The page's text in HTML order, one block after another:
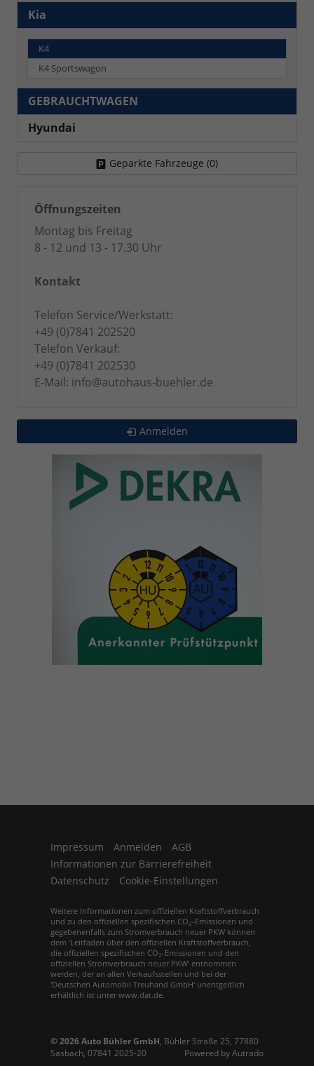
Kia
K4
K4 Sportswagon
GEBRAUCHTWAGEN
Hyundai
Geparkte Fahrzeuge (0)
Öffnungszeiten
Montag bis Freitag
8 - 12 und 13 - 17.30 Uhr
Kontakt
Telefon Service/Werkstatt:
+49 (0)7841 202520
Telefon Verkauf:
+49 (0)7841 202530
E-Mail: info@autohaus-buehler.de
Anmelden
Impressum Anmelden
AGB
Informationen zur Barrierefreiheit
Datenschutz
Cookie-Einstellungen
Weitere Informationen zum offiziellen Kraftstoffverbrauch
und zu den offiziellen spezifischen CO2-Emissionen und
gegebenenfalls zum Stromverbrauch neuer PKW können
dem 'Leitfaden über den offiziellen Kraftstoffverbrauch,
die offiziellen spezifischen CO2-Emissionen und den
offiziellen Stromverbrauch neuer PKW' entnommen
werden, der an allen Verkaufsstellen und bei der
'Deutschen Automobil Treuhand GmbH' unentgeltlich
erhältlich ist unter www.dat.de.
© 2026Auto Bühler GmbH, Bühler Straße 25, 77880
Sasbach, 07841 2025-20 Powered by Autrado